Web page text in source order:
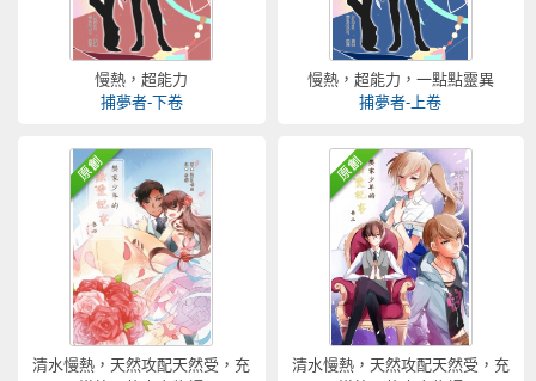
慢熱，超能力
捕夢者-下卷
慢熱，超能力，一點點靈異
捕夢者-上卷
清水慢熱，天然攻配天然受，充
清水慢熱，天然攻配天然受，充